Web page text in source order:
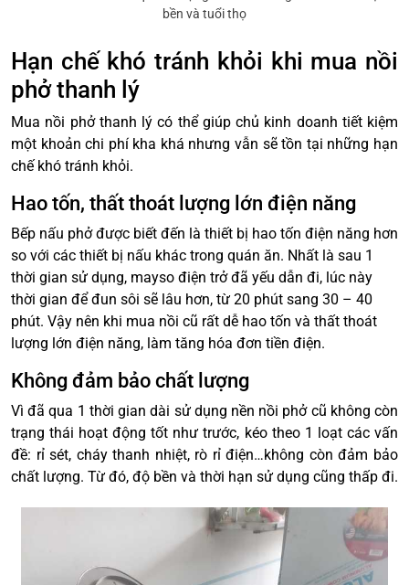
bền và tuổi thọ
Hạn chế khó tránh khỏi khi mua nồi
phở thanh lý
Mua nồi phở thanh lý có thể giúp chủ kinh doanh tiết kiệm
một khoản chi phí kha khá nhưng vẫn sẽ tồn tại những hạn
chế khó tránh khỏi.
Hao tốn, thất thoát lượng lớn điện năng
Bếp nấu phở được biết đến là thiết bị hao tốn điện năng hơn
so với các thiết bị nấu khác trong quán ăn. Nhất là sau 1
thời gian sử dụng, mayso điện trở đã yếu dẫn đi, lúc này
thời gian để đun sôi sẽ lâu hơn, từ 20 phút sang 30 – 40
phút. Vậy nên khi mua nồi cũ rất dễ hao tốn và thất thoát
lượng lớn điện năng, làm tăng hóa đơn tiền điện.
Không đảm bảo chất lượng
Vì đã qua 1 thời gian dài sử dụng nền nồi phở cũ không còn
trạng thái hoạt động tốt như trước, kéo theo 1 loạt các vấn
đề: rỉ sét, cháy thanh nhiệt, rò rỉ điện…không còn đảm bảo
chất lượng. Từ đó, độ bền và thời hạn sử dụng cũng thấp đi.